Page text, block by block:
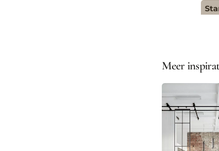
Meer